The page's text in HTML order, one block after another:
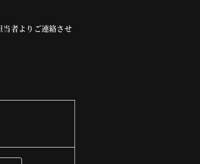
者よりご連絡させ